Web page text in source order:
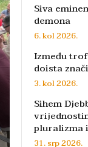
Siva
demona
6. kol 2026.
Između
doista
3. kol 2026.
Sihem
pluralizma
31. srp 2026.